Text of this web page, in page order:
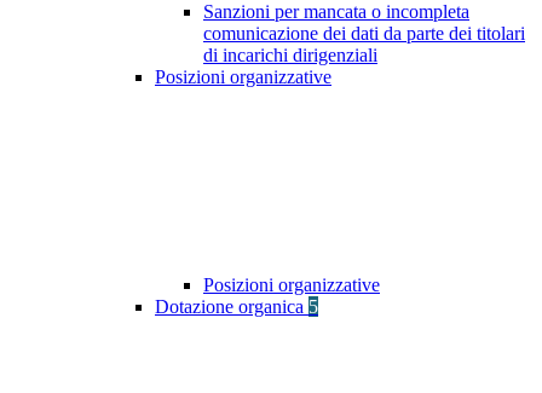
Sanzioni per mancata o incompleta
comunicazione dei dati da parte dei titolari
di incarichi dirigenziali
Posizioni organizzative
Posizioni organizzative
Dotazione organica 5